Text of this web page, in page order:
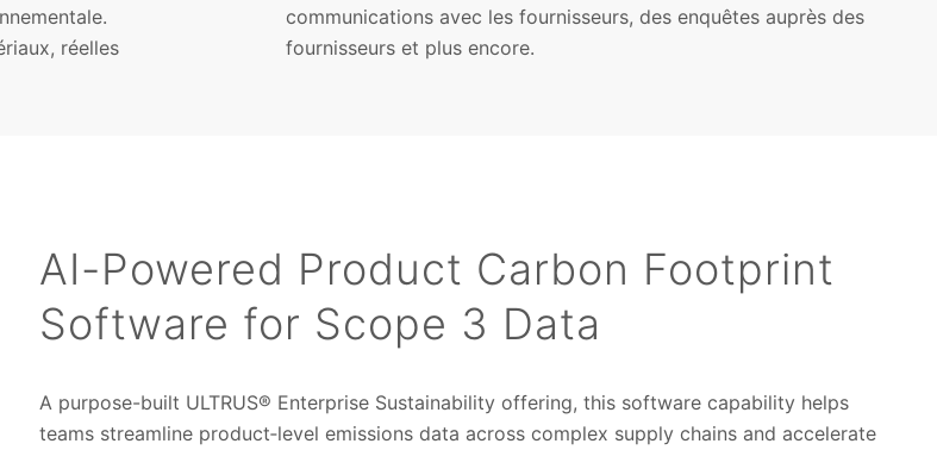
réelles
communications avec les fournisseurs, des enquêtes auprès des
fournisseurs et plus encore.
AI-Powered Product Carbon Footprint
Software for Scope 3 Data
A purpose-built ULTRUS® Enterprise Sustainability offering, this software capability helps
teams streamline product‑level emissions data across complex supply chains and accelerate